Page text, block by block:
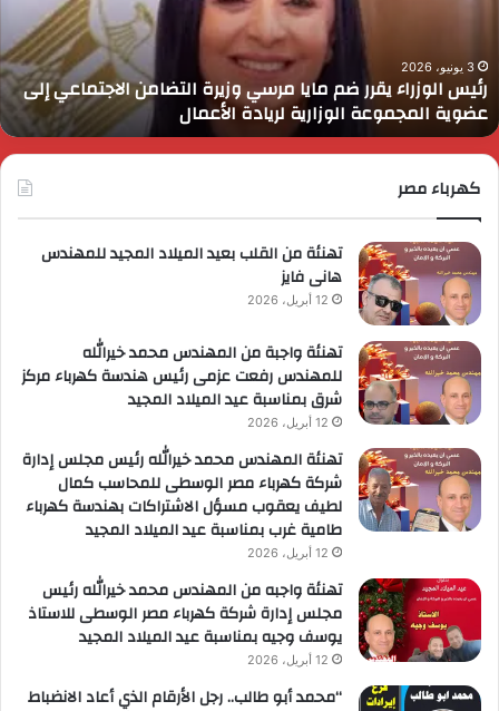
التضامن
الاجتماعي
إلى
عضوية
المجموعة
الوزارية
الأعمال
3 يونيو، 2026
رئيس الوزراء يقرر ضم مايا مرسي وزيرة التضامن الاجتماعي إلى
عضوية المجموعة الوزارية لريادة الأعمال
كهرباء مصر
تهنئة من القلب بعيد الميلاد المجيد للمهندس
هانى فايز
12 أبريل، 2026
تهنئة واجبة من المهندس محمد خيرالله
للمهندس رفعت عزمى رئيس هندسة كهرباء مركز
شرق بمناسبة عيد الميلاد المجيد
12 أبريل، 2026
تهنئة المهندس محمد خيرالله رئيس مجلس إدارة
شركة كهرباء مصر الوسطى للمحاسب كمال
لطيف يعقوب مسؤل الاشتراكات بهندسة كهرباء
طامية غرب بمناسبة عيد الميلاد المجيد
12 أبريل، 2026
تهنئة واجبه من المهندس محمد خيرالله رئيس
مجلس إدارة شركة كهرباء مصر الوسطى للاستاذ
يوسف وجيه بمناسبة عيد الميلاد المجيد
12 أبريل، 2026
“محمد أبو طالب.. رجل الأرقام الذي أعاد الانضباط